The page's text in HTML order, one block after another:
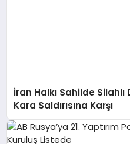
İran Halkı Sahilde Silahlı
Kara Saldırısına Karşı